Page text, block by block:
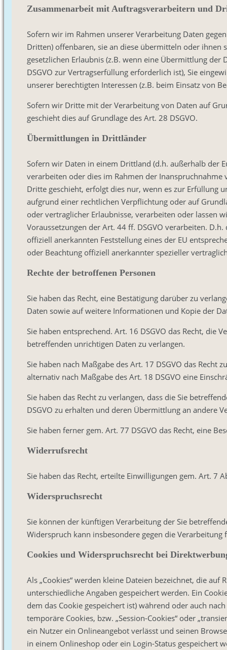
Zusammenarbeit mit Auftragsverarbeitern und
Sofern wir im Rahmen unserer Verarbeitung Daten
Dritten) offenbaren, sie an diese übermitteln oder
gesetzlichen Erlaubnis (z.B. wenn eine Übermittlung
DSGVO zur Vertragserfüllung erforderlich ist), Sie
unserer berechtigten Interessen (z.B. beim Einsatz von
Sofern wir Dritte mit der Verarbeitung von Daten auf
geschieht dies auf Grundlage des Art. 28 DSGVO.
Übermittlungen in Drittländer
Sofern wir Daten in einem Drittland (d.h. außerhalb der
verarbeiten oder dies im Rahmen der
Dritte geschieht, erfolgt dies nur, wenn es zur Erfüllung
aufgrund einer rechtlichen Verpflichtung oder auf
oder vertraglicher Erlaubnisse, verarbeiten oder lassen
Voraussetzungen der Art. 44 ff. DSGVO verarbeiten.
offiziell anerkannten Feststellung eines der EU
oder Beachtung offiziell anerkannter spezieller
Rechte der betroffenen Personen
Sie haben das Recht, eine Bestätigung darüber zu
Daten sowie auf weitere Informationen und Kopie der
Sie haben entsprechend. Art. 16 DSGVO das Recht, die
betreffenden unrichtigen Daten zu verlangen.
Sie haben nach Maßgabe des Art. 17 DSGVO das
alternativ nach Maßgabe des Art. 18 DSGVO eine
Sie haben das Recht zu verlangen, dass die Sie
DSGVO zu erhalten und deren Übermittlung an andere
Sie haben ferner gem. Art. 77 DSGVO das Recht, eine
Widerrufsrecht
Sie haben das Recht, erteilte Einwilligungen gem. Art. 7
Widerspruchsrecht
Sie können der künftigen Verarbeitung der Sie
Widerspruch kann insbesondere gegen die
Cookies und Widerspruchsrecht bei
Als „Cookies“ werden kleine Dateien bezeichnet, die
unterschiedliche Angaben gespeichert werden. Ein
dem das Cookie gespeichert ist) während oder auch
temporäre Cookies, bzw. „Session-Cookies“ oder
ein Nutzer ein Onlineangebot verlässt und seinen
in einem Onlineshop oder ein Login-Status gespeichert